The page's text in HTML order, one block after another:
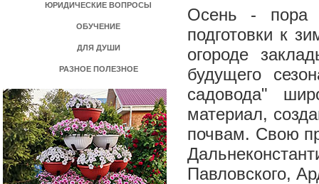
ЮРИДИЧЕСКИЕ ВОПРОСЫ
ОБУЧЕНИЕ
ДЛЯ ДУШИ
РАЗНОЕ ПОЛЕЗНОЕ
Осень - пора
подготовки к
огороде
будущего
садовода"
материал,
почвам. Свою
Павловского,